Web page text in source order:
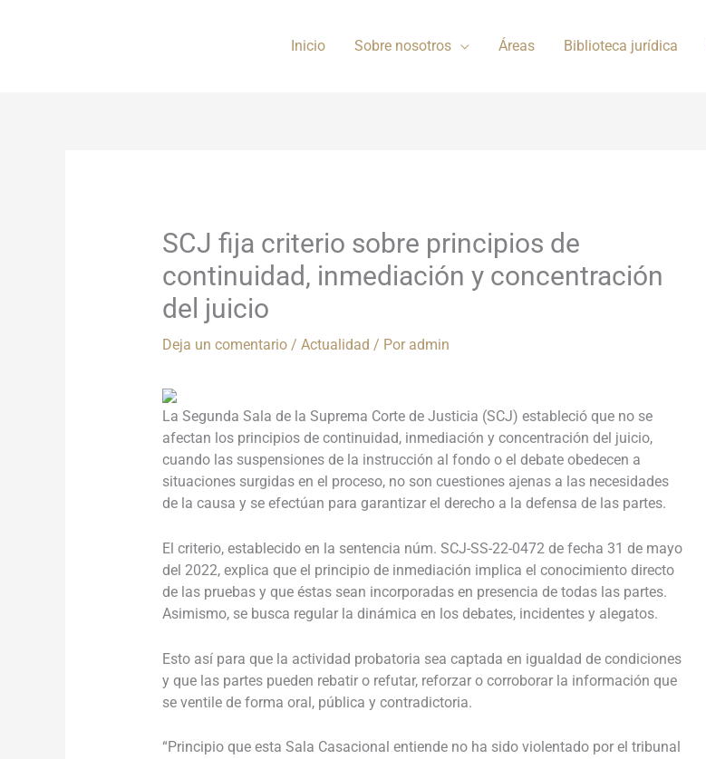
Inicio Sobre nosotros Áreas Biblioteca jurídica
SCJ fija criterio sobre principios de
continuidad, inmediación y concentración
del juicio
Deja un comentario / Actualidad / Por admin
La Segunda Sala de la Suprema Corte de Justicia (SCJ) estableció que no se
afectan los principios de continuidad, inmediación y concentración del juicio,
cuando las suspensiones de la instrucción al fondo o el debate obedecen a
situaciones surgidas en el proceso, no son cuestiones ajenas a las necesidades
de la causa y se efectúan para garantizar el derecho a la defensa de las partes.
El criterio, establecido en la sentencia núm. SCJ-SS-22-0472 de fecha 31 de mayo
del 2022, explica que el principio de inmediación implica el conocimiento directo
de las pruebas y que éstas sean incorporadas en presencia de todas las partes.
Asimismo, se busca regular la dinámica en los debates, incidentes y alegatos.
Esto así para que la actividad probatoria sea captada en igualdad de condiciones
y que las partes pueden rebatir o refutar, reforzar o corroborar la información que
se ventile de forma oral, pública y contradictoria.
“Principio que esta Sala Casacional entiende no ha sido violentado por el tribunal